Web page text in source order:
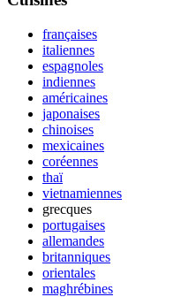
françaises
italiennes
espagnoles
indiennes
américaines
japonaises
chinoises
mexicaines
coréennes
thaï
vietnamiennes
grecques
portugaises
allemandes
britanniques
orientales
maghrébines